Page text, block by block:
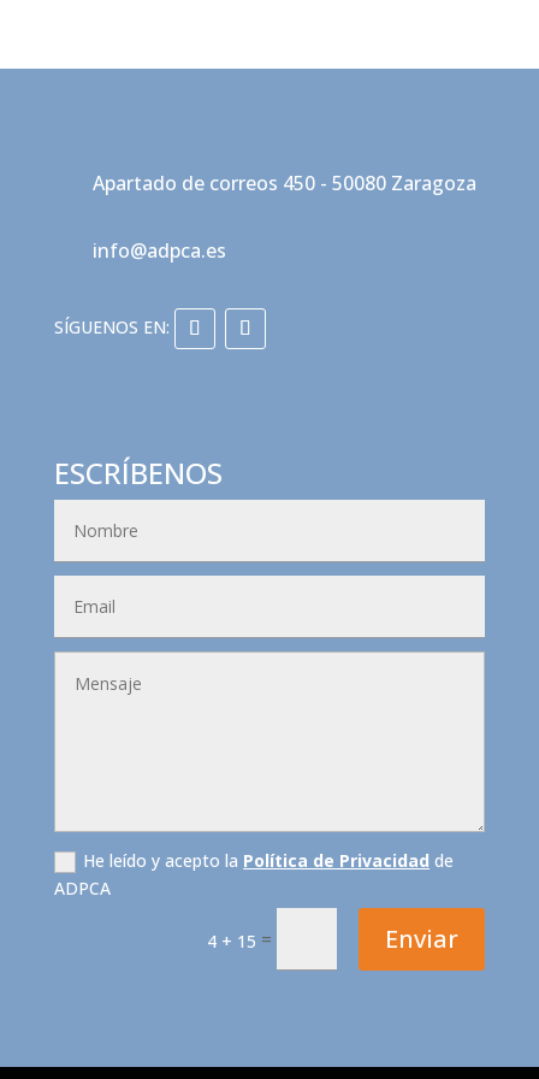
Apartado de correos 450 - 50080 Zaragoza
info@adpca.es
ESCRÍBENOS
He leído y acepto la Política de Privacidad de
ADPCA
4 + 15 = Enviar